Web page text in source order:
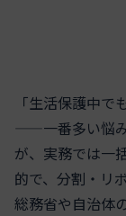
「生活保護中で
——一番多い悩
が、実務では一
的で、分割・リ
総務省や自治体